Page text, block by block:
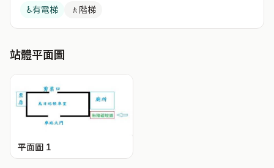
♿有電梯 🚶 階梯
站體平面圖
平面圖 1